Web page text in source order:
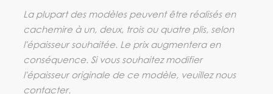
La plupart des modèles peuvent être réalisés en
cachemire à un, deux, trois ou quatre plis, selon
l'épaisseur souhaitée. Le prix augmentera en
conséquence. Si vous souhaitez modifier
l'épaisseur originale de ce modèle, veuillez nous
contacter.